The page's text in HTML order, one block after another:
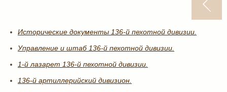
Исторические документы 136-й пехотной дивизии.
Управление и штаб 136-й пехотной дивизии.
1-й лазарет 136-й пехотной дивизии.
136-й артиллерийский дивизион.